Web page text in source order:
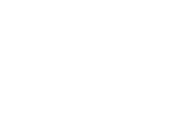
me payer un transport. Ce
une jeune femme”, dit elle
elle a pu atteindre son